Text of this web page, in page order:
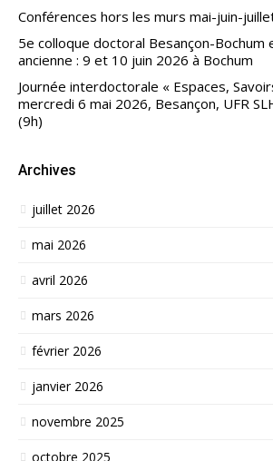
Conférences hors les murs mai-juin-
5e colloque doctoral Besançon-Bochum
ancienne : 9 et 10 juin 2026 à Bochum
Journée interdoctorale « Espaces,
mercredi 6 mai 2026, Besançon, UFR
(9h)
Archives
juillet 2026
mai 2026
avril 2026
mars 2026
février 2026
janvier 2026
novembre 2025
octobre 2025